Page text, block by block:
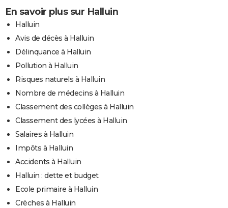
En savoir plus sur Halluin
Halluin
Avis de décès à Halluin
Délinquance à Halluin
Pollution à Halluin
Risques naturels à Halluin
Nombre de médecins à Halluin
Classement des collèges à Halluin
Classement des lycées à Halluin
Salaires à Halluin
Impôts à Halluin
Accidents à Halluin
Halluin : dette et budget
Ecole primaire à Halluin
Crèches à Halluin